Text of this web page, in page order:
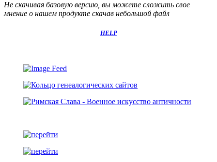
Не скачивая базовую версию, вы можете сложить свое
мнение о нашем продукте скачав небольшой файл
HELP